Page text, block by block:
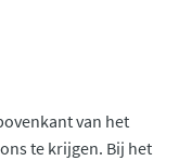
van het
te krijgen. Bij het